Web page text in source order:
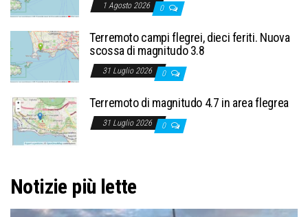
1 Agosto 2026 0
Terremoto campi flegrei, dieci feriti. Nuova
scossa di magnitudo 3.8
31 Luglio 2026 0
Terremoto di magnitudo 4.7 in area flegrea
31 Luglio 2026 0
Notizie più lette